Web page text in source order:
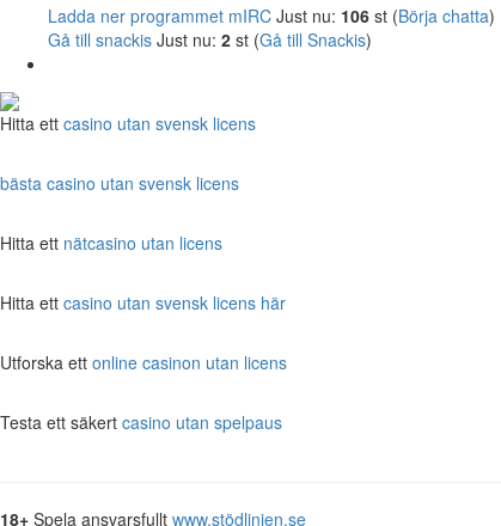
Ladda ner programmet mIRC Just nu: 106 st (Börja chatta)
Gå till snackis Just nu: 2 st (Gå till Snackis)
Hitta ett casino utan svensk licens
bästa casino utan svensk licens
Hitta ett nätcasino utan licens
Hitta ett casino utan svensk licens här
Utforska ett online casinon utan licens
Testa ett säkert casino utan spelpaus
18+ Spela ansvarsfullt www.stödlinjen.se